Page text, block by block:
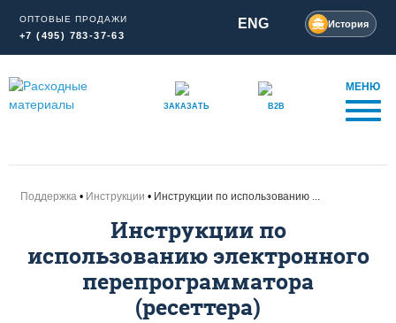
ОПТОВЫЕ ПРОДАЖИ
+7 (495) 783-37-63
ENG История
ЗАКАЗАТЬ B2B
МЕНЮ
Поддержка Инструкции Инструкции по использованию ...
Инструкции по
использованию электронного
перепрограмматора
(ресеттера)